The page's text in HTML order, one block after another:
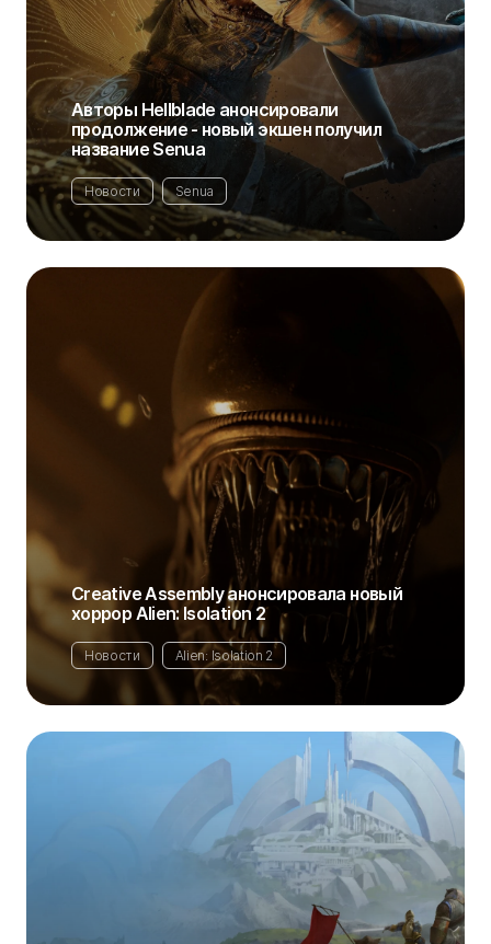
Авторы Hellblade анонсировали
продолжение - новый экшен получил
название Senua
Новости Senua
Creative Assembly анонсировала новый
хоррор Alien: Isolation 2
Новости Alien: Isolation 2